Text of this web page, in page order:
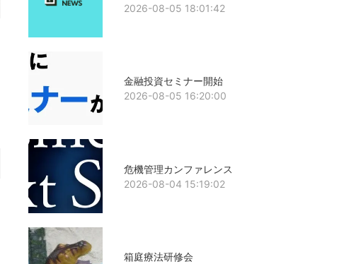
2026-08-05 18:01:42
金融投資セミナー開始
2026-08-05 16:20:00
危機管理カンファレンス
2026-08-04 15:19:02
箱庭療法研修会